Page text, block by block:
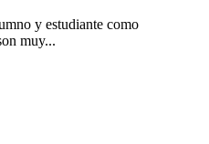
y estudiante como
muy...